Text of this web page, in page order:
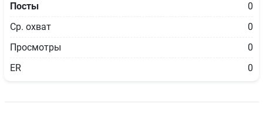
Посты
0
Ср. охват
0
Просмотры
0
ER
0